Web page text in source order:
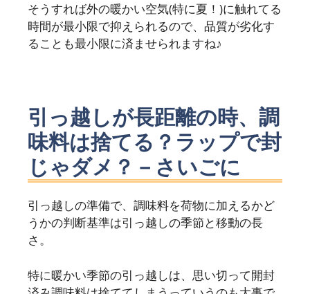
そうすれば外の暖かい空気(特に夏！)に触れてる
時間が最小限で抑えられるので、品質が劣化す
ることも最小限に済ませられますね♪
引っ越しが長距離の時、調
味料は捨てる？ラップで封
じゃダメ？－さいごに
引っ越しの準備で、調味料を荷物に加えるかど
うかの判断基準は引っ越しの季節と移動の長
さ。
特に暖かい季節の引っ越しは、思い切って開封